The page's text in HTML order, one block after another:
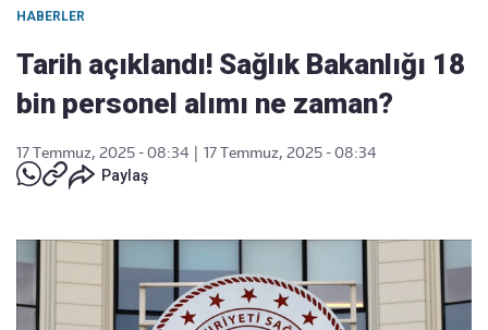
HABERLER
Tarih açıklandı! Sağlık Bakanlığı 18
bin personel alımı ne zaman?
17 Temmuz, 2025 - 08:34
17 Temmuz, 2025 - 08:34
Paylaş